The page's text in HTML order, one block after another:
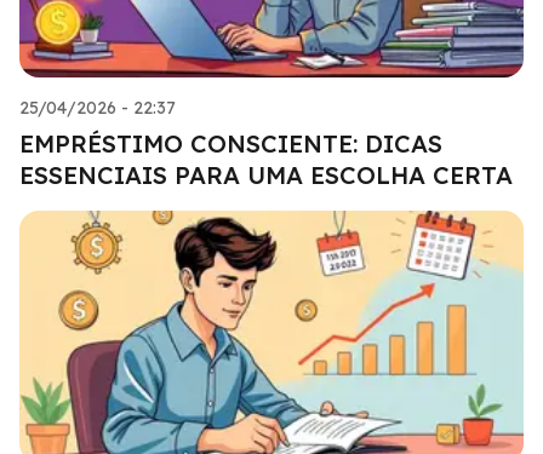
25/04/2026 - 22:37
EMPRÉSTIMO CONSCIENTE: DICAS
ESSENCIAIS PARA UMA ESCOLHA CERTA